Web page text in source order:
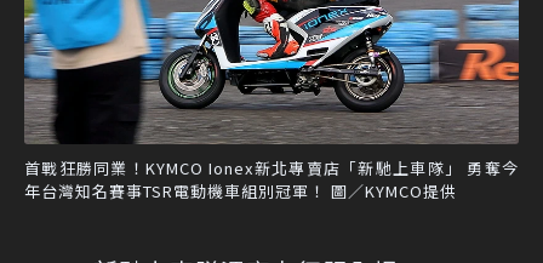
首戰狂勝同業！KYMCO Ionex新北專賣店「新馳上車隊」 勇奪今
年台灣知名賽事TSR電動機車組別冠軍！ 圖／KYMCO提供